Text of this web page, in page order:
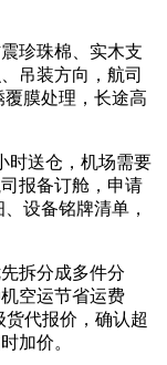
珍珠棉、实木支
吊装方向，航司
膜处理，长途高
送仓，机场需要
报备订舱，申请
设备铭牌清单，
拆分成多件分
空运节省运费
货代报价，确认超
加价。